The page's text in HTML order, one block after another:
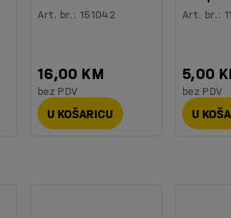
Art. br.: 151042
16,00 KM
bez PDV
U KOŠARICU
Art. br.:
5,00
bez PDV
U